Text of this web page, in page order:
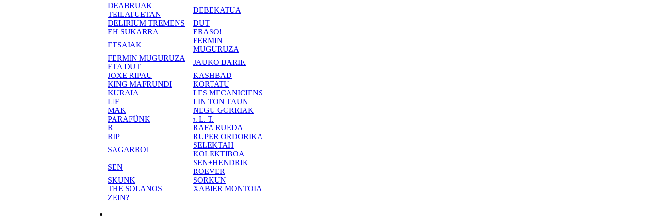
DEABRUAK
TEILATUETAN
DEBEKATUA
DELIRIUM TREMENS
DUT
EH SUKARRA
ERASO!
ETSAIAK
FERMIN
MUGURUZA
FERMIN MUGURUZA
ETA DUT
JAUKO BARIK
JOXE RIPAU
KASHBAD
KING MAFRUNDI
KORTATU
KURAIA
LES MECANICIENS
LIF
LIN TON TAUN
MAK
NEGU GORRIAK
PARAFÜNK
π L. T.
R
RAFA RUEDA
RIP
RUPER ORDORIKA
SAGARROI
SELEKTAH
KOLEKTIBOA
SEN
SEN+HENDRIK
ROEVER
SKUNK
SORKUN
THE SOLANOS
XABIER MONTOIA
ZEIN?